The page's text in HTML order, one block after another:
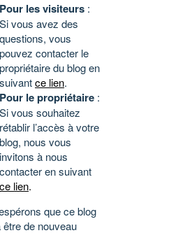
Pour les visiteurs :
Si vous avez des
questions, vous
pouvez contacter le
propriétaire du blog en
suivantce lien.
Pour le propriétaire :
Si vous souhaitez
rétablir l’accès à votre
blog, nous vous
invitons à nous
contacter en suivant
ce lien.
que ce blog
être de nouveau